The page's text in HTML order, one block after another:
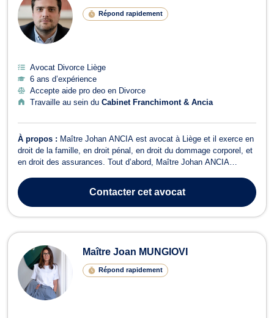
Répond rapidement
Avocat Divorce Liège
6 ans d’expérience
Accepte aide pro deo en Divorce
Travaille au sein du Cabinet Franchimont & Ancia
À propos : Maître Johan ANCIA est avocat à Liège et il exerce en
droit de la famille, en droit pénal, en droit du dommage corporel, et
en droit des assurances. Tout d’abord, Maître Johan ANCIA
d’infractions contre les personnes ou celles contre les biens. Il est
a...
Contactercet avocat
Maître Joan MUNGIOVI
Répond rapidement